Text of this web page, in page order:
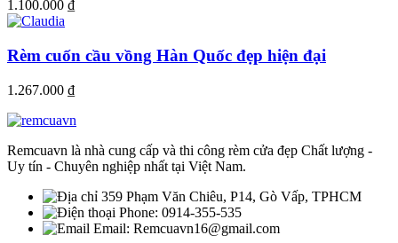
1.100.000 ₫
Rèm cuốn cầu vồng Hàn Quốc đẹp hiện đại
1.267.000 ₫
Remcuavn là nhà cung cấp và thi công rèm cửa đẹp Chất lượng -
Uy tín - Chuyên nghiệp nhất tại Việt Nam.
359 Phạm Văn Chiêu, P14, Gò Vấp, TPHCM
Phone: 0914-355-535
Email: Remcuavn16@gmail.com